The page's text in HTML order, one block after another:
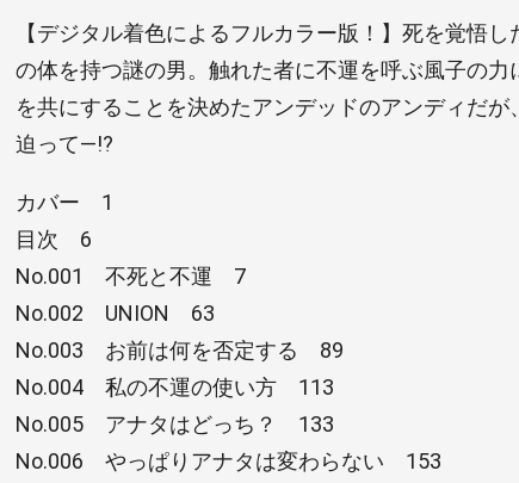
【デジタル着色によるフルカラー版！】死を覚悟
の体を持つ謎の男。触れた者に不運を呼ぶ風子の
を共にすることを決めたアンデッドのアンディだ
迫って―!?
カバー 1
目次 6
No.001 不死と不運 7
No.002 UNION 63
No.003 お前は何を否定する 89
No.004 私の不運の使い方 113
No.005 アナタはどっち？ 133
No.006 やっぱりアナタは変わらない 153